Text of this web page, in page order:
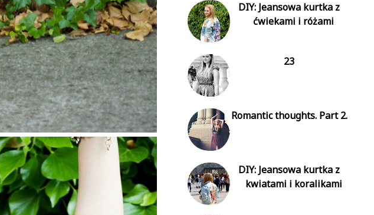
DIY: Jeansowa kurtka z
ćwiekami i różami
23
Romantic thoughts. Part 2.
DIY: Jeansowa kurtka z
kwiatami i koralikami